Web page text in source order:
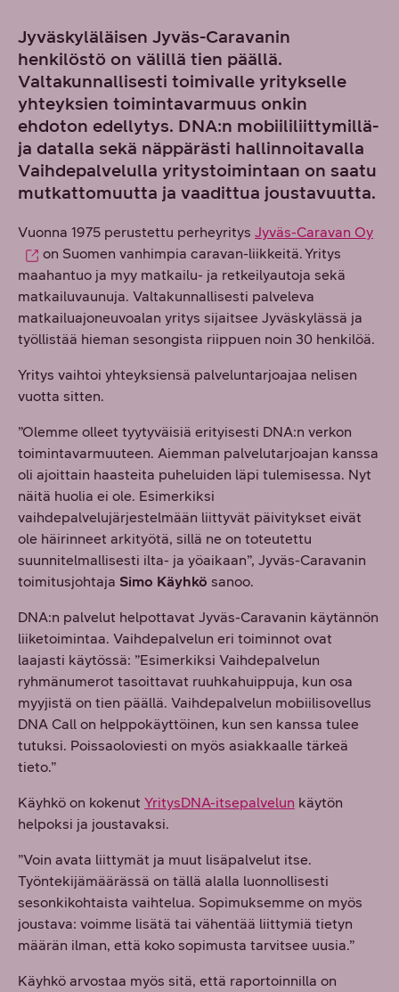
Jyväskyläläisen Jyväs-Caravanin
henkilöstö on välillä tien päällä.
Valtakunnallisesti toimivalle yritykselle
yhteyksien toimintavarmuus onkin
ehdoton edellytys. DNA:n mobiililiittymillä-
ja datalla sekä näppärästi hallinnoitavalla
Vaihdepalvelulla yritystoimintaan on saatu
mutkattomuutta ja vaadittua joustavuutta.
Vuonna 1975 perustettu perheyritys Jyväs-Caravan Oy
on Suomen vanhimpia caravan-liikkeitä. Yritys
maahantuo ja myy matkailu- ja retkeilyautoja sekä
matkailuvaunuja. Valtakunnallisesti palveleva
matkailuajoneuvoalan yritys sijaitsee Jyväskylässä ja
työllistää hieman sesongista riippuen noin 30 henkilöä.
Yritys vaihtoi yhteyksiensä palveluntarjoajaa nelisen
vuotta sitten.
”Olemme olleet tyytyväisiä erityisesti DNA:n verkon
toimintavarmuuteen. Aiemman palvelutarjoajan kanssa
oli ajoittain haasteita puheluiden läpi tulemisessa. Nyt
näitä huolia ei ole. Esimerkiksi
vaihdepalvelujärjestelmään liittyvät päivitykset eivät
ole häirinneet arkityötä, sillä ne on toteutettu
suunnitelmallisesti ilta- ja yöaikaan”, Jyväs-Caravanin
toimitusjohtaja Simo Käyhkö sanoo.
DNA:n palvelut helpottavat Jyväs-Caravanin käytännön
liiketoimintaa. Vaihdepalvelun eri toiminnot ovat
laajasti käytössä: ”Esimerkiksi Vaihdepalvelun
ryhmänumerot tasoittavat ruuhkahuippuja, kun osa
myyjistä on tien päällä. Vaihdepalvelun mobiilisovellus
DNA Call on helppokäyttöinen, kun sen kanssa tulee
tutuksi. Poissaoloviesti on myös asiakkaalle tärkeä
tieto.”
Käyhkö on kokenut YritysDNA-itsepalvelun käytön
helpoksi ja joustavaksi.
”Voin avata liittymät ja muut lisäpalvelut itse.
Työntekijämäärässä on tällä alalla luonnollisesti
sesonkikohtaista vaihtelua. Sopimuksemme on myös
joustava: voimme lisätä tai vähentää liittymiä tietyn
määrän ilman, että koko sopimusta tarvitsee uusia.”
Käyhkö arvostaa myös sitä, että raportoinnilla on